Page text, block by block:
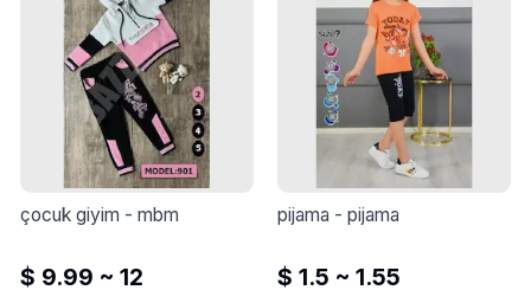
sağlığına zarar vermez.
çocuk giyim - mbm
$ 9.99 ~ 12
pijama - pijama
$ 1.5 ~ 1.55